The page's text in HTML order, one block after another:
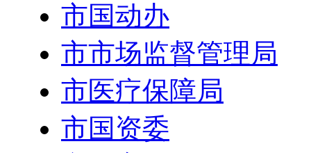
市国动办
市市场监督管理局
市医疗保障局
市国资委